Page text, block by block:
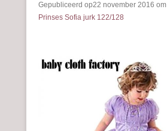
Gepubliceerd op22 november 2016 om
Prinses Sofia jurk 122/128